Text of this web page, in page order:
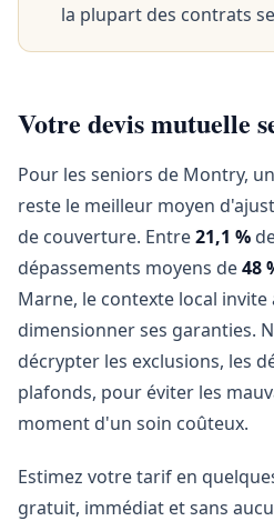
la plupart des contrats
Votre devis mutuelle
Pour les seniors de Montry,
reste le meilleur moyen
de couverture. Entre21,1 %
dépassements moyens de48
Marne, le contexte local invite
dimensionner ses garanties.
décrypter les exclusions, les
plafonds, pour éviter les
moment d'un soin coûteux.
Estimez votre tarif en
gratuit, immédiat et sans